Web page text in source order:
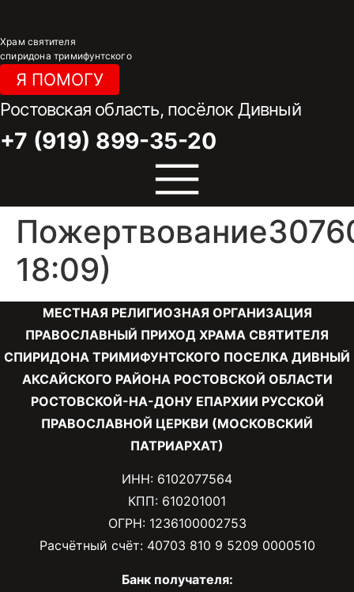
содержимому
Храм святителя
спиридона тримифунтского
Я ПОМОГУ
Ростовская область, посёлок Дивный
+7 (919) 899-35-20
18:09)
МЕСТНАЯ РЕЛИГИОЗНАЯ ОРГАНИЗАЦИЯ
ПРАВОСЛАВНЫЙ ПРИХОД ХРАМА СВЯТИТЕЛЯ
СПИРИДОНА ТРИМИФУНТСКОГО ПОСЕЛКА ДИВНЫЙ
АКСАЙСКОГО РАЙОНА РОСТОВСКОЙ ОБЛАСТИ
РОСТОВСКОЙ-НА-ДОНУ ЕПАРХИИ РУССКОЙ
ПРАВОСЛАВНОЙ ЦЕРКВИ (МОСКОВСКИЙ
ПАТРИАРХАТ)
ИНН: 6102077564
КПП: 610201001
ОГРН: 1236100002753
Расчётный счёт: 40703 810 9 5209 0000510
Банк получателя: